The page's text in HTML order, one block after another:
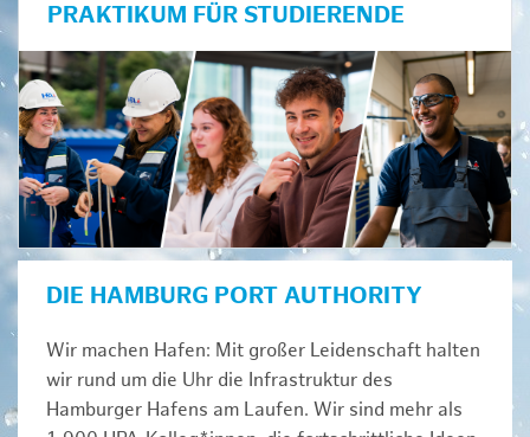
PRAKTIKUM FÜR STUDIERENDE
DIE HAMBURG PORT AUTHORITY
Wir machen Hafen: Mit großer Leidenschaft halten
wir rund um die Uhr die Infrastruktur des
Hamburger Hafens am Laufen. Wir sind mehr als